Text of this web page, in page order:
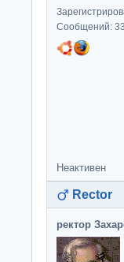
Сообщений:
Неактивен
Rector
ректор